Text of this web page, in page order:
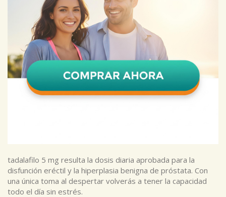
tadalafilo 5 mg resulta la dosis diaria aprobada para la
disfunción eréctil y la hiperplasia benigna de próstata. Con
una única toma al despertar volverás a tener la capacidad
todo el día sin estrés.